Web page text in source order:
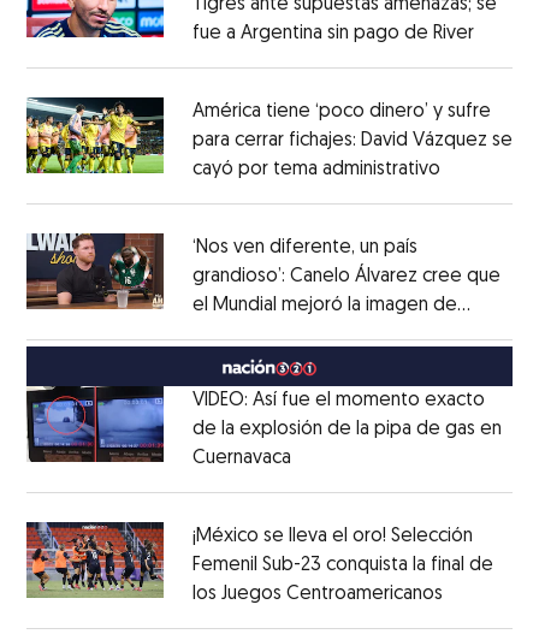
Tigres ante supuestas amenazas; se
fue a Argentina sin pago de RiverOpens
América tiene ‘poco dinero’ y sufre
para cerrar fichajes: David Vázquez se
cayó por tema administrativo
‘Nos ven diferente, un país
grandioso’: Canelo Álvarez cree que
el Mundial mejoró la imagen de
VIDEO: Así fue el momento exacto
de la explosión de la pipa de gas en
Cuernavaca
¡México se lleva el oro! Selección
Femenil Sub-23 conquista la final de
los Juegos Centroamericanos